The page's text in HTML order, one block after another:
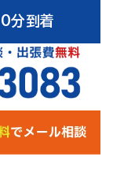
分到着